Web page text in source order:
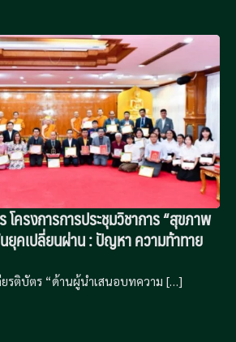
โครงการการประชุมวิชาการ “สุขภาพ
ยุคเปลี่ยนผ่าน : ปัญหา ความท้าทาย
ยรติบัตร “ด้านผู้นำเสนอบทความ […]